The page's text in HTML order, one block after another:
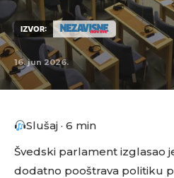
IZVOR:
16. jun 2026.
Slušaj · 6 min
Švedski parlament izglasao
dodatno pooštrava politiku